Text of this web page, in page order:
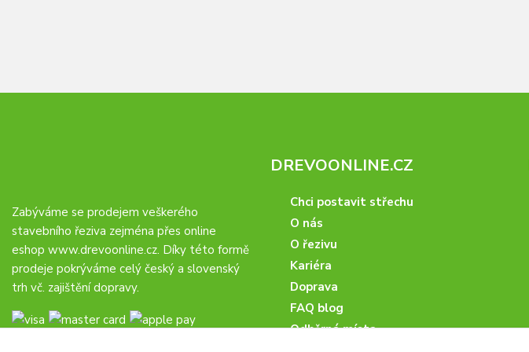
Zabýváme se prodejem veškerého
stavebního řeziva zejména přes online
eshop www.drevoonline.cz. Díky této formě
prodeje pokrýváme celý český a slovenský
trh vč. zajištění dopravy.
DREVOONLINE.CZ
Chci postavit střechu
O nás
O řezivu
Kariéra
Doprava
FAQ blog
Odběrná místa